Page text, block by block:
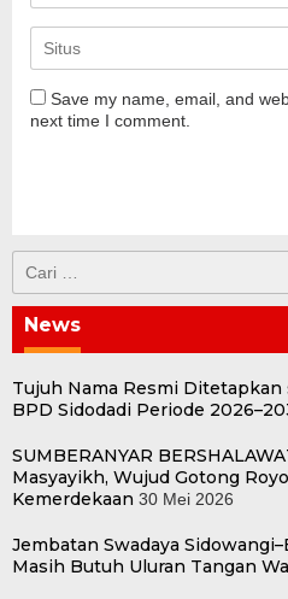
Save my name, email, and
next time I comment.
untuk:
News
Tujuh Nama Resmi Ditetapkan
BPD Sidodadi Periode
SUMBERANYAR
Masyayikh, Wujud Gotong
Kemerdekaan 30 Mei 2026
Jembatan Swadaya
Masih Butuh Uluran Tangan